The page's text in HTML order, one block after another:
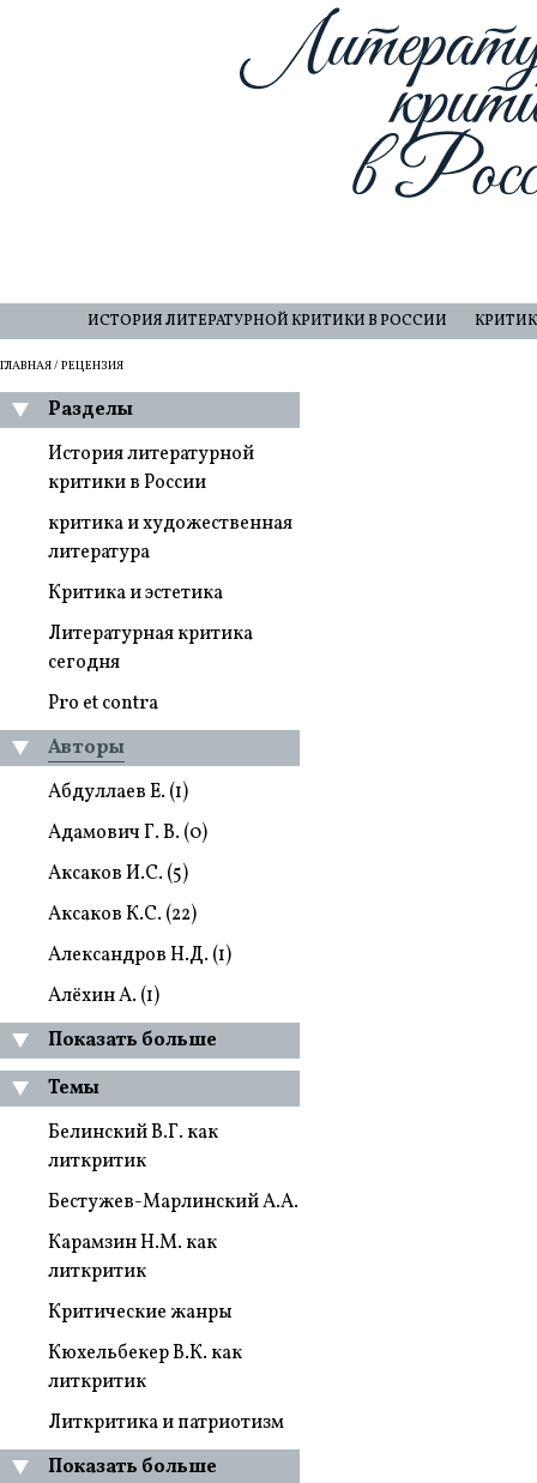
ИСТОРИЯ ЛИТЕРАТУРНОЙ КРИТИКИ В РОССИИ
ГЛАВНАЯ/ РЕЦЕНЗИЯ
Разделы
История литературной
критики в России
критика и художественная
литература
Критика и эстетика
Литературная критика
сегодня
Pro et contra
Авторы
Абдуллаев Е. (1)
Адамович Г. В. (0)
Аксаков И.С. (5)
Аксаков К.С. (22)
Александров Н.Д. (1)
Алёхин А. (1)
Показать больше
Темы
Белинский В.Г. как
литкритик
Бестужев-Марлинский А.А.
Карамзин Н.М. как
литкритик
Критические жанры
Кюхельбекер В.К. как
литкритик
Литкритика и патриотизм
Показать больше